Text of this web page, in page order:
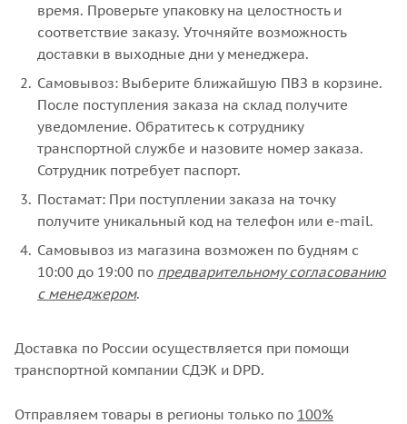
время. Проверьте упаковку на целостность и
соответствие заказу. Уточняйте возможность
доставки в выходные дни у менеджера.
Самовывоз: Выберите ближайшую ПВЗ в корзине.
После поступления заказа на склад получите
уведомление. Обратитесь к сотруднику
транспортной службе и назовите номер заказа.
Сотрудник потребует паспорт.
Постамат: При поступлении заказа на точку
получите уникальный код на телефон или e-mail.
Самовывоз из магазина возможен по будням с
10:00 до 19:00 по предварительному согласованию
с менеджером.
Доставка по России осуществляется при помощи
транспортной компании СДЭК и DPD.
Отправляем товары в регионы только по 100%